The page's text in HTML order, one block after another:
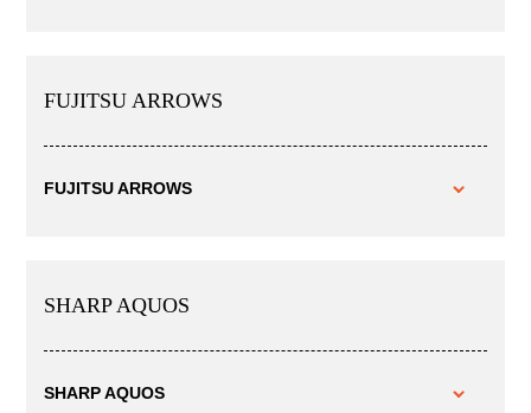
FUJITSU ARROWS
FUJITSU ARROWS
SHARP AQUOS
SHARP AQUOS